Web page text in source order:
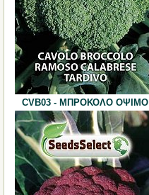
CVB03 - ΜΠΡΟΚΟΛΟ ΟΨΙΜΟ